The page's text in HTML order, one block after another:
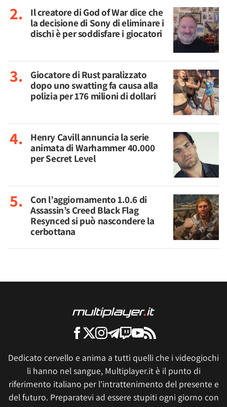
Il creatore di God of War dice che
la decisione di Sony di eliminare i
dischi è per soddisfare i giocatori
Giocatore di Rust paralizzato
dopo uno swatting fa causa alla
polizia per 176 milioni di dollari
Henry Cavill annuncia la serie
animata di Warhammer 40.000
per Secret Level
Con l’aggiornamento 1.0.6 di
Assassin’s Creed Black Flag
Resynced si può nascondere la
cerbottana
Dedicato cervello e anima a tutti quelli che i videogiochi
li hanno nel sangue, Multiplayer.it è il punto di
riferimento italiano per l'intrattenimento del presente e
del futuro. Preparatevi ad essere stupiti ogni giorno con